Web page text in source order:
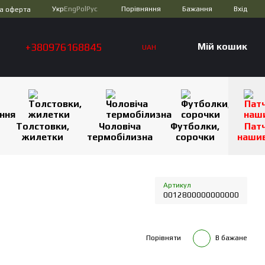
оферта УкрEngPol Рус Порівняння Бажання Вхід
+380976168845 UAH Мій кошик
Толстовки,
жилетки
Чоловіча
термобілизна
Футболки,
сорочки
Артикул
0012800000000000
Порівняти В бажане